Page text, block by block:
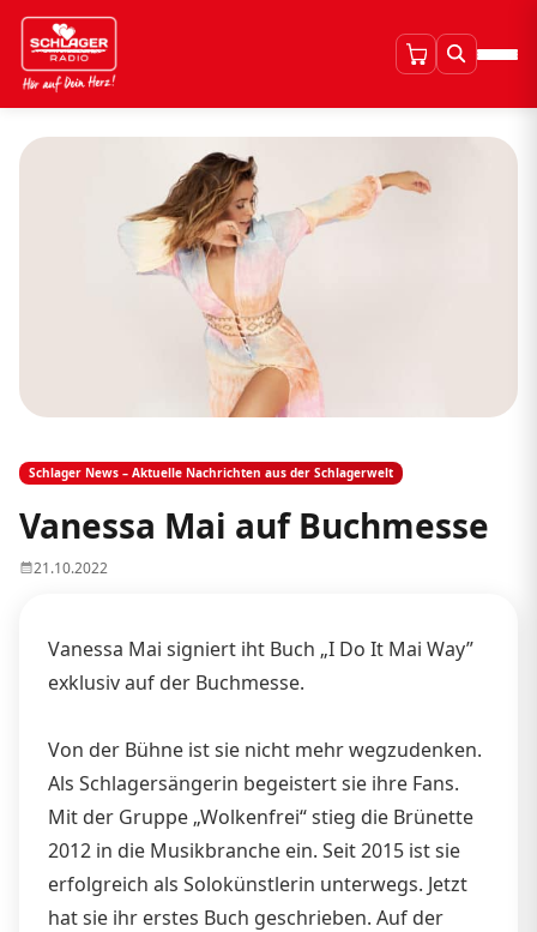
Schlager News – Aktuelle Nachrichten aus der Schlagerwelt
Vanessa Mai auf Buchmesse
21.10.2022
Vanessa Mai signiert iht Buch „I Do It Mai Way”
exklusiv auf der Buchmesse.
Von der Bühne ist sie nicht mehr wegzudenken.
Als Schlagersängerin begeistert sie ihre Fans.
Mit der Gruppe „Wolkenfrei“ stieg die Brünette
2012 in die Musikbranche ein. Seit 2015 ist sie
erfolgreich als Solokünstlerin unterwegs. Jetzt
hat sie ihr erstes Buch geschrieben. Auf der